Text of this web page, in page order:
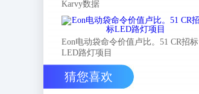
Karvy数据
Eon电动袋命令价值卢比。51 CR招标
LED路灯项目
猜您喜欢